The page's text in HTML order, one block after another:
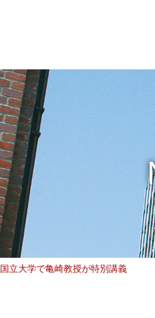
立大学で亀崎教授が特別講義